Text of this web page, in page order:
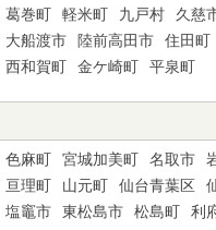
葛巻町 軽米町 九戸村 久慈
大船渡市
陸前高田市 住田町
西和賀町
金ケ崎町 平泉町
色麻町 宮城加美町 名取市
亘理町
山元町 仙台青葉区
塩竈市
東松島市 松島町 利